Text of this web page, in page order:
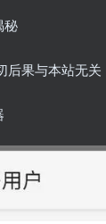
秘
后果与本站无关